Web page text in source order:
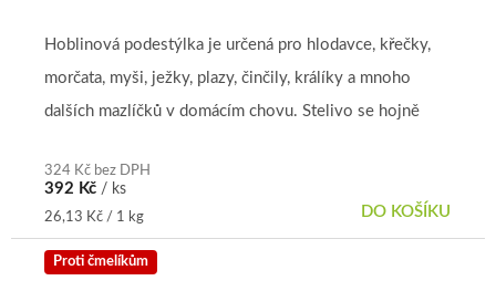
je
z
5
324 Kč bez DPH
392 Kč / ks
Měrná
cena:
26,13 Kč / 1 kg DO KOŠÍKU
Hoblinová podestýlka je určená pro hlodavce, křečky,
morčata, myši, ježky, plazy, činčily, králíky a mnoho
dalších mazlíčků v domácím chovu. Stelivo se hojně
Proti čmelíkům